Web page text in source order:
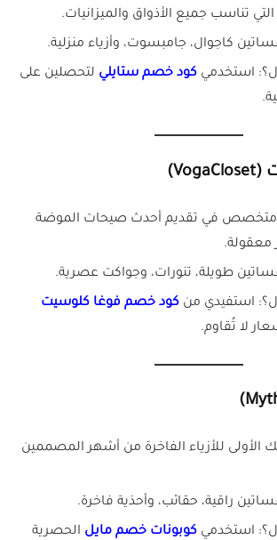
تناسب جميع الأذواق والميزانيات.
كاجوال، جامبسوت، وأزياء منزلية.
استخدمي كود خصم ستايلي لتحصلين على
متخصص في تقديم أحدث صيحات الموضة
معقولة.
طويلة، تنورات، وجواكت عصرية.
استفيدي من كود خصم فوغا كلوسيت
لا تُقاوم.
الأولى للأزياء الفاخرة من أشهر المصممين
راقية، حقائب، وأحذية فاخرة.
استخدمي كوبونات خصم مايل الحصرية